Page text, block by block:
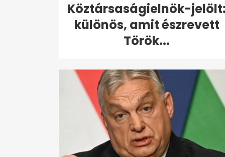
Köztársaságielnök-jelölt:
különös, amit észrevett
Török...